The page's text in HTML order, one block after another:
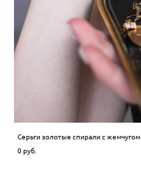
Серьги золотые спирали с жемчугом
0 pуб.